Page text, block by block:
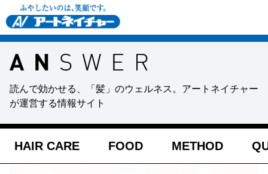
読んで効かせる、「髪」のウェルネス。アートネイチャー
が運営する情報サイト
HAIR CARE FOOD METHOD